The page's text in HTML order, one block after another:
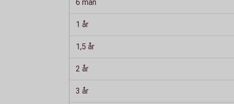
6 mån
1 år
1,5 år
2 år
3 år